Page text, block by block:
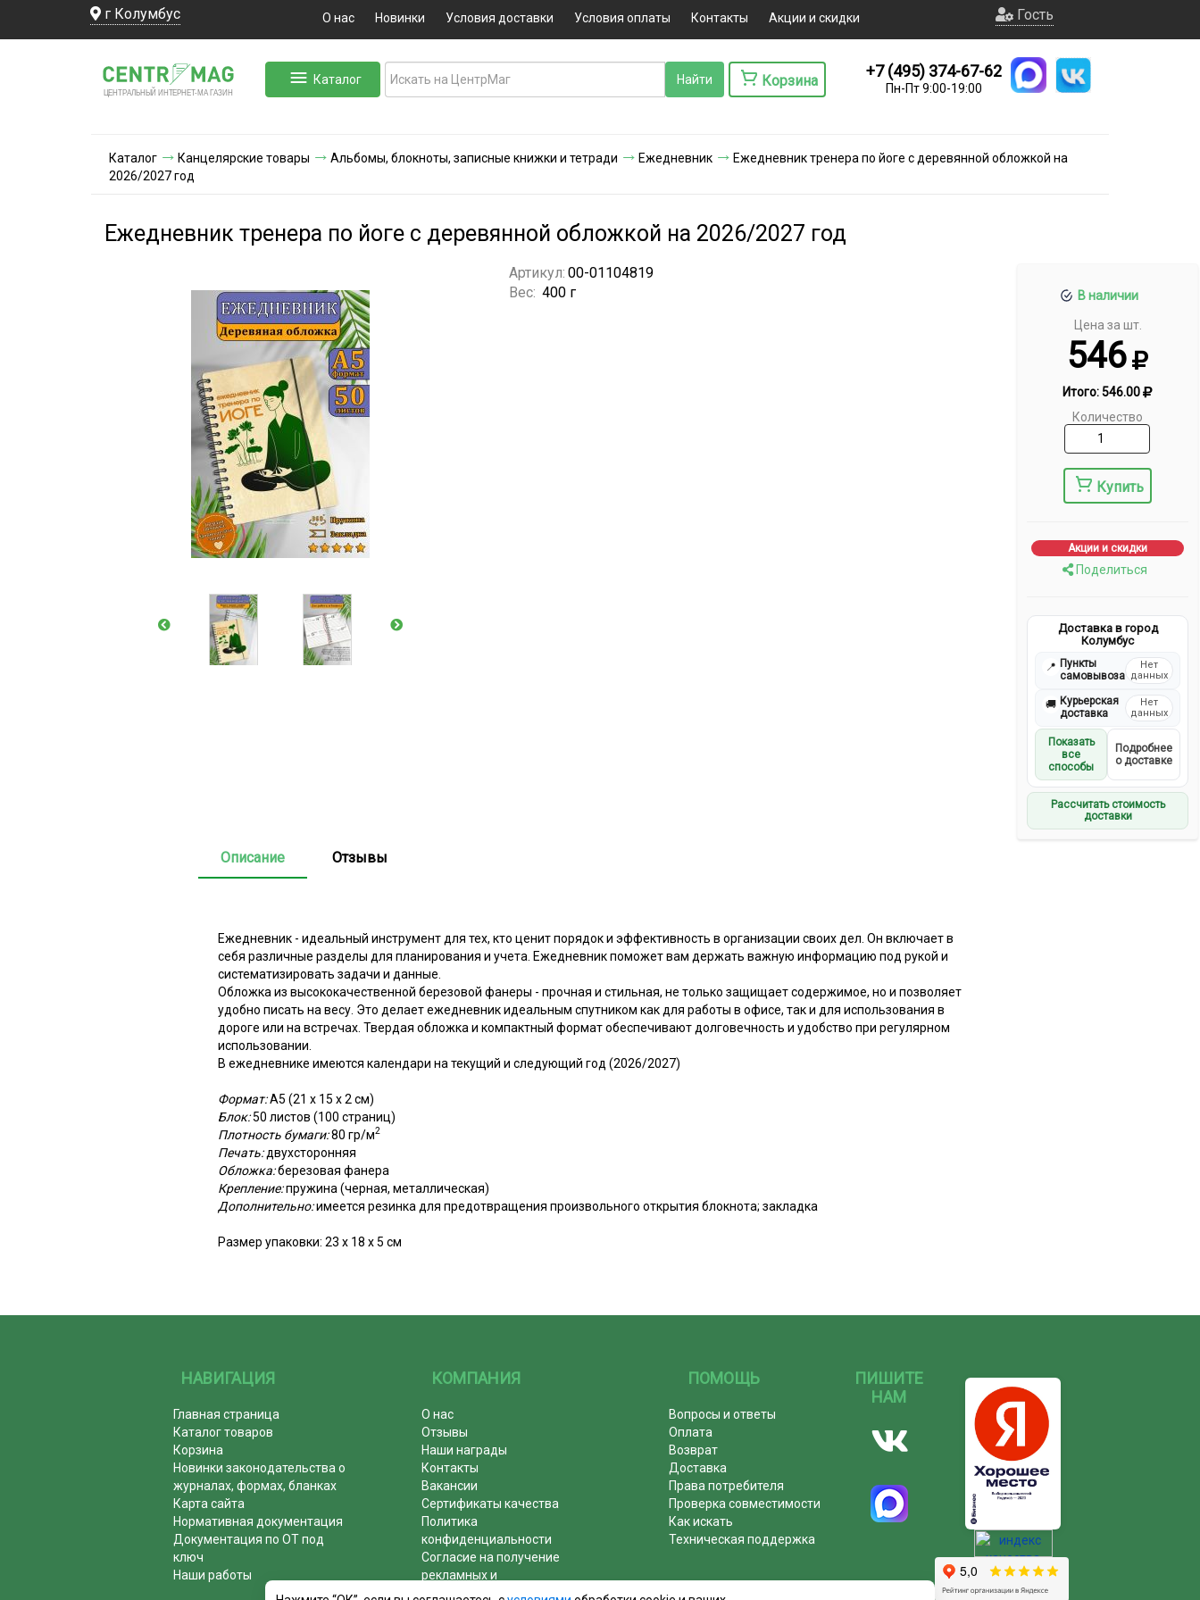
г Колумбус О нас Новинки Условия доставки Условия оплаты Контакты Акции и скидки Гость
ЦЕНТРАЛЬНЫЙ ИНТЕРНЕТ-МА ГАЗИН
Каталог Корзина
+7 (495) 374-67-62
Пн-Пт 9:00-19:00
Каталог Канцелярские товары Альбомы, блокноты, записные книжки и тетради Ежедневник
Ежедневник тренера по йоге с деревянной обложкой на
2026/2027 год
Ежедневник тренера по йоге с деревянной обложкой на 2026/2027 год
В наличии
Цена за шт.
546
Итого:546.00
Количество
Купить
Акции и скидки
Поделиться
Доставка в город
Колумбус
📍 Пункты
самовывоза
Нет
данных
🚚 Курьерская
доставка
Нет
данных
Показать
все
способы
Подробнее
о доставке
Рассчитать стоимость
доставки
Артикул: 00-01104819
Вес: 400 г
Описание Отзывы
Ежедневник - идеальный инструмент для тех, кто ценит порядок и эффективность в организации своих дел. Он включает в
себя различные разделы для планирования и учета. Ежедневник поможет вам держать важную информацию под рукой и
систематизировать задачи и данные.
Обложка из высококачественной березовой фанеры - прочная и стильная, не только защищает содержимое, но и позволяет
удобно писать на весу. Это делает ежедневник идеальным спутником как для работы в офисе, так и для использования в
дороге или на встречах. Твердая обложка и компактный формат обеспечивают долговечность и удобство при регулярном
использовании.
В ежедневнике имеются календари на текущий и следующий год (2026/2027)
Формат:А5 (21 х 15 х 2 см)
Блок:50 листов (100 страниц)
Плотность бумаги:80 гр/м2
Печать:двухсторонняя
Обложка:березовая фанера
Крепление:пружина (черная, металлическая)
Дополнительно:имеется резинка для предотвращения произвольного открытия блокнота; закладка
Размер упаковки: 23 х 18 х 5 см
НАВИГАЦИЯ
Главная страница
Каталог товаров
Корзина
Новинки законодательства о
журналах, формах, бланках
Карта сайта
Нормативная документация
Документация по ОТ под
ключ
Наши работы
КОМПАНИЯ
О нас
Отзывы
Наши награды
Контакты
Вакансии
Сертификаты качества
Политика
конфиденциальности
Согласие на получение
рекламных и
информационных рассылок
ПОМОЩЬ
Вопросы и ответы
Оплата
Возврат
Доставка
Права потребителя
Проверка совместимости
Как искать
Техническая поддержка
ПИШИТЕ
НАМ